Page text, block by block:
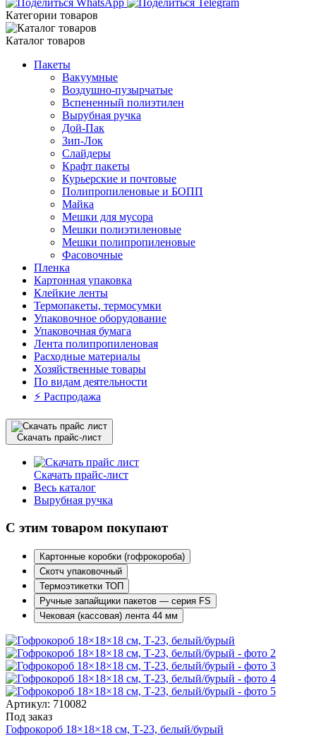
Категории товаров
Каталог товаров
Пакеты
Вакуумные
Воздушно-пузырчатые
Вспененный полиэтилен
Вырубная ручка
Дой-Пак
Зип-Лок
Слайдеры
Крафт пакеты
Курьерские и почтовые
Полипропиленовые и БОПП
Майка
Мешки для мусора
Мешки полиэтиленовые
Мешки полипропиленовые
Фасовочные
Пленка
Картонная упаковка
Клейкие ленты
Термопакеты, термосумки
Упаковочное оборудование
Упаковочная бумага
Лента полипропиленовая
Расходные материалы
Хозяйственные товары
По видам деятельности
⚡️ Распродажа
Скачать прайс-лист
Скачать прайс-лист
Весь каталог
Вырубная ручка
С этим товаром покупают
Картонные коробки (гофрокороба)
Скотч упаковочный
Термоэтикетки ТОП
Ручные запайщики пакетов — серия FS
Чековая (кассовая) лента 44 мм
Артикул: 710082
Под заказ
Гофрокороб 18×18×18 см, Т-23, белый/бурый